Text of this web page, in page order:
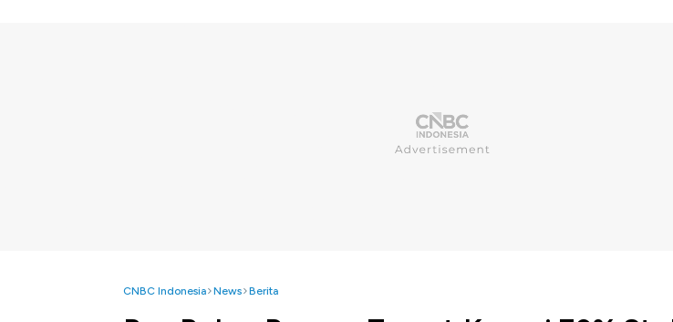
CNBC Indonesia News Berita